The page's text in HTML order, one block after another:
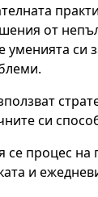
от
уменията си
си
процес на
и